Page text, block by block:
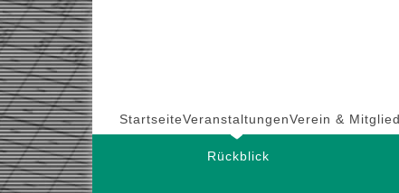
Skip
to
content
StartseiteVeranstaltungen
Rückblick
Verein &